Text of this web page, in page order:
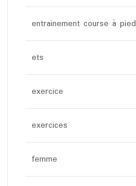
entrainement course à pied
ets
exercice
exercices
femme